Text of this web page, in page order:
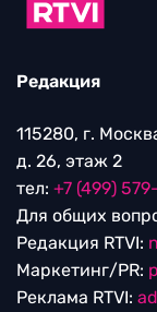
Редакция
115280, г.
д. 26, этаж 2
тел: +7 (499)
Для общих
Редакция RTVI:
Маркетинг/PR:
Реклама RTVI: